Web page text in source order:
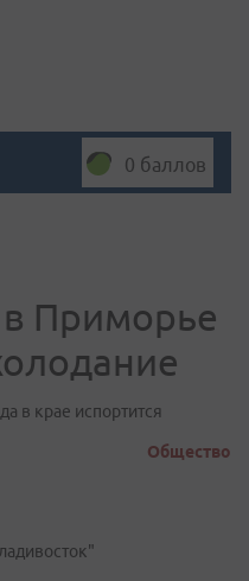
0 баллов
в Приморье
в крае испортится
Общество